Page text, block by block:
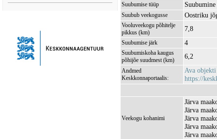
Suubumise tüüp
Suubub veekogusse Oostriku
Vooluveekogu põhitelje
pikkus (km)
7,8
Suubumise järk 4
Suubumiskoha kaugus
põhijõe suudmest (km)
6,2
Andmed
Keskkonnaportaalis:
Ava objekti
https://
Veekogu kohanimi
Järva
Järva
Järva
Järva
Järva